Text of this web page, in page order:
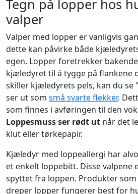
Tegn på lopper hos
valper
Valper med lopper er vanligvis
dette kan påvirke både
egen. Lopper foretrekker
kjæledyret til å tygge på flankene
skiller kjæledyrets pels, kan du se
ser ut som små svarte flekker.
som finnes i avføringen til den
Loppesmuss ser rødt ut når det
klut eller tørkepapir.
Kjæledyr med loppeallergi har
et enkelt loppebitt. Disse valpene
spyttet fra loppen. Produkter
dreper lopper fungerer best for